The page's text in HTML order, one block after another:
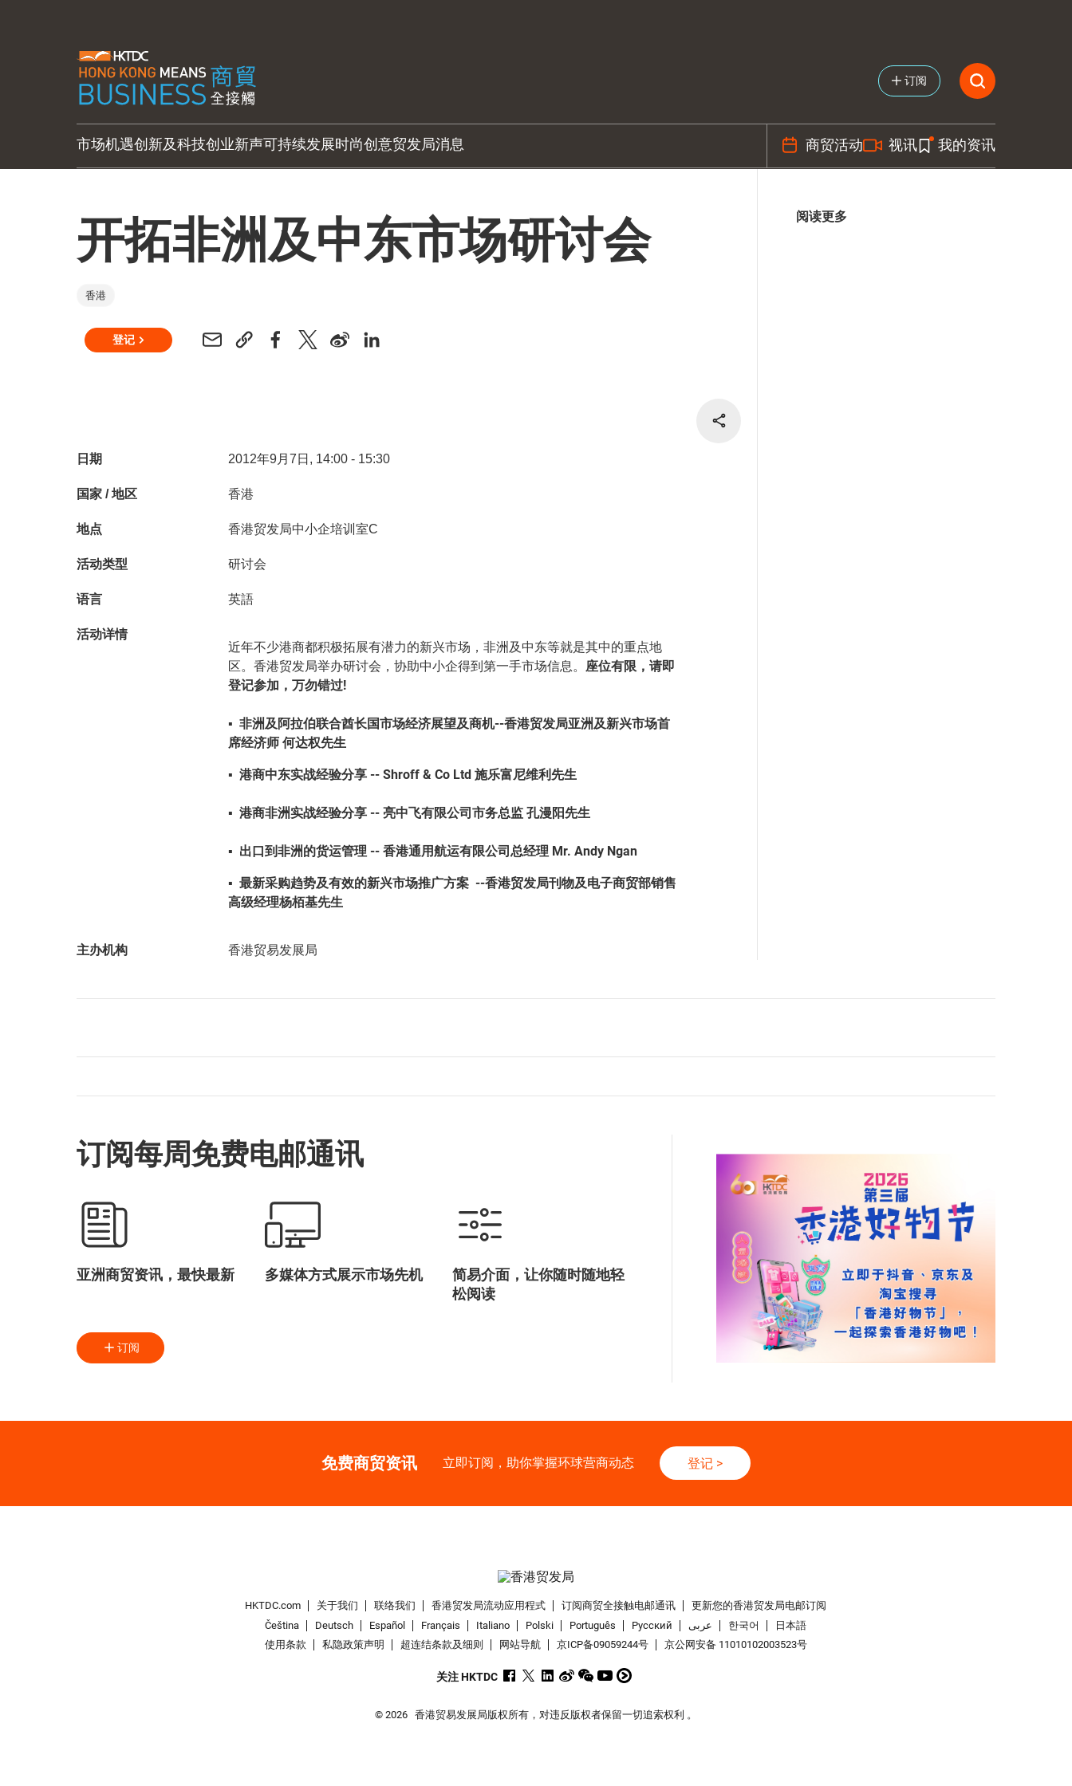
订阅
市场机遇创新及科技创业新声可持续发展时尚创意贸发局消息 商贸活动 视讯 我的资讯
开拓非洲及中东市场研讨会
香港
登记
日期 2012年9月7日, 14:00 - 15:30
国家 / 地区 香港
地点 香港贸发局中小企培训室C
活动类型 研讨会
语言 英語
活动详情
近年不少港商都积极拓展有潜力的新兴市场，非洲及中东等就是其中的重点地
区。香港贸发局举办研讨会，协助中小企得到第一手市场信息。 座位有限，请即
登记参加，万勿错过!
▪ 非洲及阿拉伯联合酋长国市场经济展望及商机--香港贸发局亚洲及新兴市场首
席经济师 何达权先生
▪ 港商中东实战经验分享 -- Shroff & Co Ltd施乐富尼维利先生
▪ 港商非洲实战经验分享 --亮中飞有限公司市务总监 孔漫阳先生
▪ 出口到非洲的货运管理 --香港通用航运有限公司总经理 Mr. Andy Ngan
▪ 最新采购趋势及有效的新兴市场推广方案 --香港贸发局刊物及电子商贸部销售
高级经理杨栢基先生
主办机构 香港贸易发展局
阅读更多
订阅每周免费电邮通讯
亚洲商贸资讯，最快最新 多媒体方式展示市场先机
简易介面，让你随时随地轻
松阅读
订阅
免费商贸资讯 立即订阅，助你掌握环球营商动态 登记>
HKTDC.com 关于我们 联络我们 香港贸发局流动应用程式 订阅商贸全接触电邮通讯
更新您的香港贸发局电邮订阅
Čeština
Deutsch Español Français Italiano Polski Português Pусский عربى 한국어
日本語
使用条款
私隐政策声明 超连结条款及细则 网站导航 京ICP备09059244号 京公网安备 11010102003523号
关注 HKTDC
© 2026 香港贸易发展局版权所有，对违反版权者保留一切追索权利 。